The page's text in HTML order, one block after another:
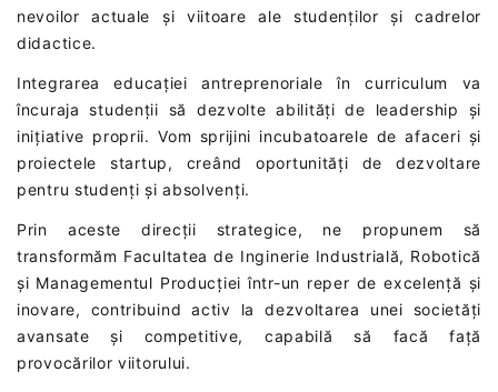
nevoilor actuale și viitoare ale studenților și cadrelor
didactice.
Integrarea educației antreprenoriale în curriculum va
încuraja studenții să dezvolte abilități de leadership și
inițiative proprii. Vom sprijini incubatoarele de afaceri și
proiectele startup, creând oportunități de dezvoltare
pentru studenți și absolvenți.
Prin aceste direcții strategice, ne propunem să
transformăm Facultatea de Inginerie Industrială, Robotică
și Managementul Producției într-un reper de excelență și
inovare, contribuind activ la dezvoltarea unei societăți
avansate și competitive, capabilă să facă față
provocărilor viitorului.